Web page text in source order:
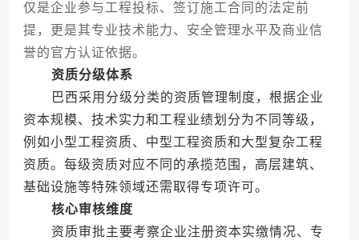
仅是企业参与工程投标、签订施工合同的法定前
提，更是其专业技术能力、安全管理水平及商业信
誉的官方认证依据。
资质分级体系
巴西采用分级分类的资质管理制度，根据企业
资本规模、技术实力和工程业绩划分为不同等级，
例如小型工程资质、中型工程资质和大型复杂工程
资质。每级资质对应不同的承揽范围，高层建筑、
基础设施等特殊领域还需取得专项许可。
核心审核维度
资质审批主要考察企业注册资本实缴情况、专